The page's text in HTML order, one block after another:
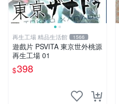
再生工場 精品生活館 1566
遊戲片 PSVITA 東京世外桃源
再生工場 01
$398